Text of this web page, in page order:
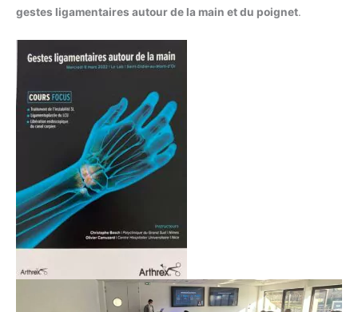
gestes ligamentaires autour de la main et du poignet.